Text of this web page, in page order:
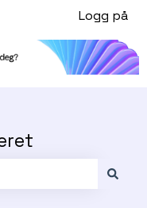
for oversettelserLogg på